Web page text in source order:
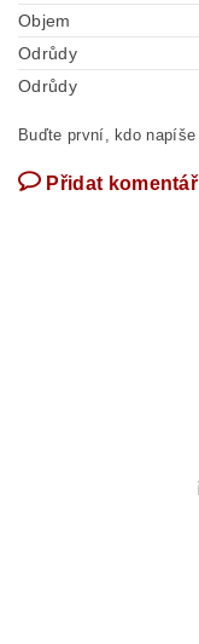
Objem
Odrůdy
Odrůdy
Buďte první, kdo
Přidat komentář